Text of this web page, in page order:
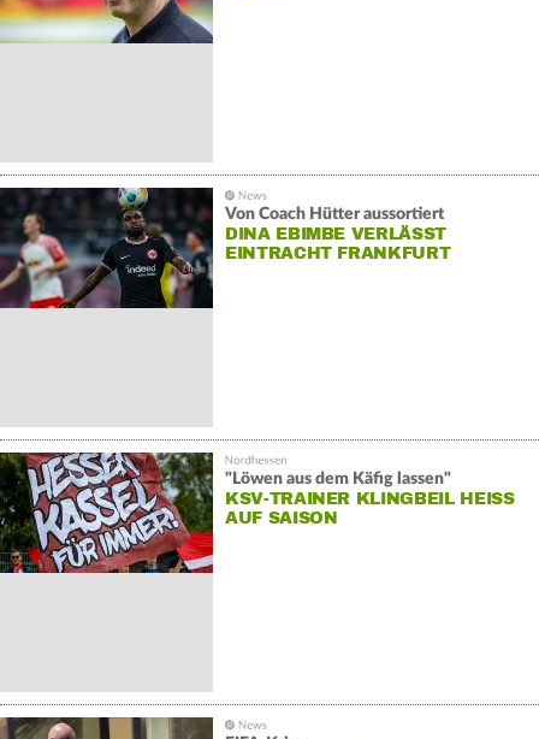
Von Coach Hütter aussortiert
DINA EBIMBE VERLÄSST
EINTRACHT FRANKFURT
"Löwen aus dem Käfig lassen"
KSV-TRAINER KLINGBEIL HEISS A
UF SAISON